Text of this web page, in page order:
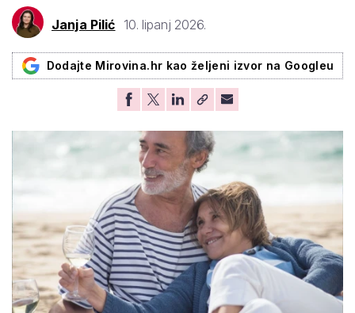
Janja Pilić 10. lipanj 2026.
Dodajte Mirovina.hr kao željeni izvor na Googleu